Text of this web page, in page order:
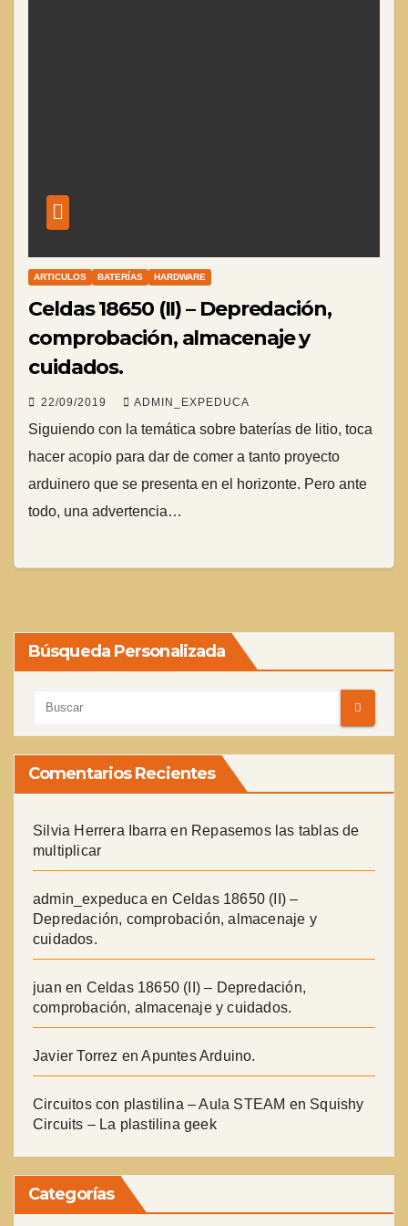
ARTICULOS BATERÍAS HARDWARE
Celdas 18650 (II) – Depredación,
comprobación, almacenaje y
cuidados.
22/09/2019 ADMIN_EXPEDUCA
Siguiendo con la temática sobre baterías de litio, toca
hacer acopio para dar de comer a tanto proyecto
arduinero que se presenta en el horizonte. Pero ante
todo, una advertencia…
Búsqueda Personalizada
Comentarios Recientes
Silvia Herrera Ibarra en Repasemos las tablas de
multiplicar
admin_expeduca en Celdas 18650 (II) –
Depredación, comprobación, almacenaje y
cuidados.
juan en Celdas 18650 (II) – Depredación,
comprobación, almacenaje y cuidados.
Javier Torrez enApuntes Arduino.
Circuitos con plastilina – Aula STEAM en Squishy
Circuits – La plastilina geek
Categorías